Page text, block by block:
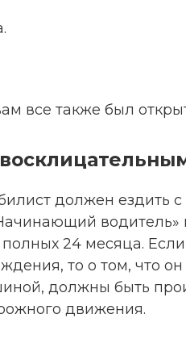
все также был
должен ездить
водитель»
полных 24 месяца.
то о том, что
должны быть
движения.